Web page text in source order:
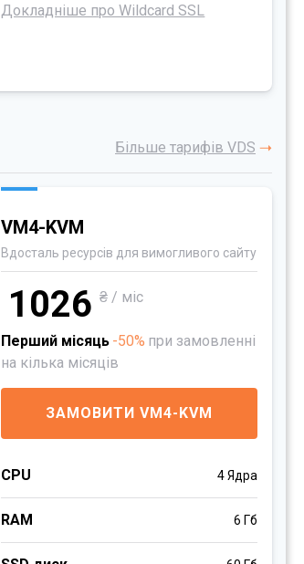
Докладніше про Wildcard SSL
Більше тарифів VDS
VM4-KVM
Вдосталь ресурсів для вимогливого сайту
1026 ₴ / міс
Перший місяць -50% при замовленні
на кілька місяців
ЗАМОВИТИ VM4-KVM
CPU 4 Ядра
RAM 6 Гб